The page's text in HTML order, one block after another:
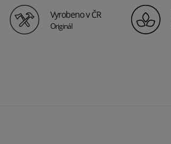
Vyrobeno v ČR
Originál